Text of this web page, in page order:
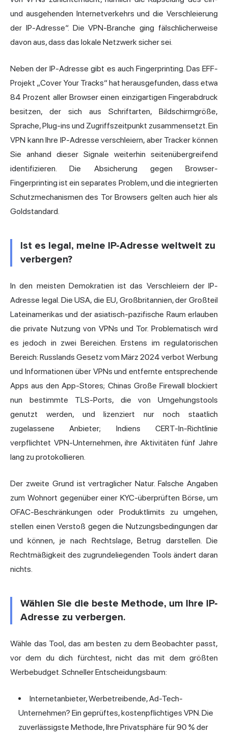
und ausgehenden Internetverkehrs und die Verschleierung
der IP-Adresse“. Die VPN-Branche ging fälschlicherweise
davon aus, dass das lokale Netzwerk sicher sei.
Neben der IP-Adresse gibt es auch Fingerprinting. Das EFF-
Projekt „Cover Your Tracks“ hat herausgefunden, dass etwa
84 Prozent aller Browser einen einzigartigen Fingerabdruck
besitzen, der sich aus Schriftarten, Bildschirmgröße,
Sprache, Plug-ins und Zugriffszeitpunkt zusammensetzt. Ein
VPN kann Ihre IP-Adresse verschleiern, aber Tracker können
Sie anhand dieser Signale weiterhin seitenübergreifend
identifizieren. Die Absicherung gegen Browser-
Fingerprinting ist ein separates Problem, und die integrierten
Schutzmechanismen des Tor Browsers gelten auch hier als
Goldstandard.
Ist es legal, meine IP-Adresse weltweit zu
verbergen?
In den meisten Demokratien ist das Verschleiern der IP-
Adresse legal. Die USA, die EU, Großbritannien, der Großteil
Lateinamerikas und der asiatisch-pazifische Raum erlauben
die private Nutzung von VPNs und Tor. Problematisch wird
es jedoch in zwei Bereichen. Erstens im regulatorischen
Bereich: Russlands Gesetz vom März 2024 verbot Werbung
und Informationen über VPNs und entfernte entsprechende
Apps aus den App-Stores; Chinas Große Firewall blockiert
nun bestimmte TLS-Ports, die von Umgehungstools
genutzt werden, und lizenziert nur noch staatlich
zugelassene Anbieter; Indiens CERT-In-Richtlinie
verpflichtet VPN-Unternehmen, ihre Aktivitäten fünf Jahre
lang zu protokollieren.
Der zweite Grund ist vertraglicher Natur. Falsche Angaben
zum Wohnort gegenüber einer KYC-überprüften Börse, um
OFAC-Beschränkungen oder Produktlimits zu umgehen,
stellen einen Verstoß gegen die Nutzungsbedingungen dar
und können, je nach Rechtslage, Betrug darstellen. Die
Rechtmäßigkeit des zugrundeliegenden Tools ändert daran
nichts.
Wählen Sie die beste Methode, um Ihre IP-
Adresse zu verbergen.
Wähle das Tool, das am besten zu dem Beobachter passt,
vor dem du dich fürchtest, nicht das mit dem größten
Werbebudget. Schneller Entscheidungsbaum:
Internetanbieter, Werbetreibende, Ad-Tech-
Unternehmen? Ein geprüftes, kostenpflichtiges VPN. Die
zuverlässigste Methode, Ihre Privatsphäre für 90 % der